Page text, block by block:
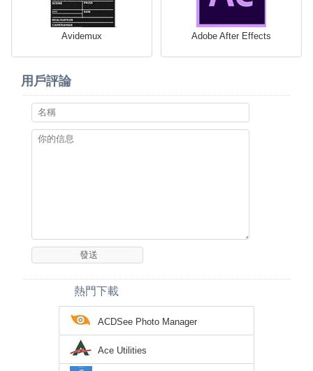
Avidemux Adobe After Effects
用戶評論
熱門下載
ACDSee Photo Manager
Ace Utilities